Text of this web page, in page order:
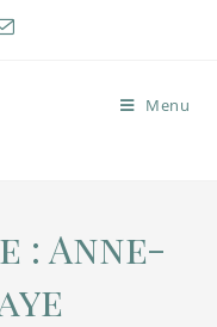
Menu
: Anne-